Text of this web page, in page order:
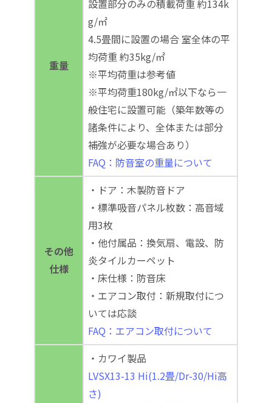
重量
設置部分のみの積載荷重 約134k
g/㎡
4.5畳間に設置の場合 室全体の平
均荷重 約35kg/㎡
※平均荷重は参考値
※平均荷重180kg/㎡以下なら一
般住宅に設置可能（築年数等の
諸条件により、全体または部分
補強が必要な場合あり）
FAQ：防音室の重量について
その他
仕様
・ドア：木製防音ドア
・標準吸音パネル枚数：高音域
用3枚
・他付属品：換気扇、電設、防
炎タイルカーペット
・床仕様：防音床
・エアコン取付：新規取付につ
いては応談
FAQ：エアコン取付について
・カワイ製品
LVSX13-13 Hi(1.2畳/Dr-30/Hi高
さ)